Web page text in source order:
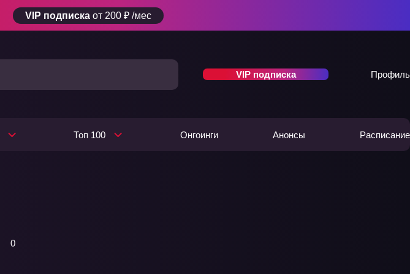
VIP подписка от 200 ₽ /мес
VIP подписка Профиль
Топ 100 Онгоинги Анонсы Расписание
0